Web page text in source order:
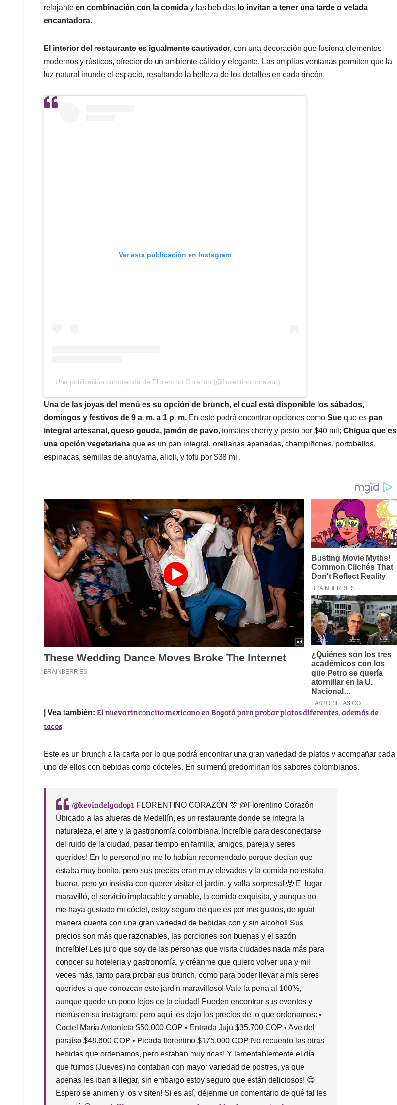
relajante en combinación con la comida y las bebidas lo invitan a tener una tarde o velada
encantadora.
El interior del restaurante es igualmente cautivador, con una decoración que fusiona elementos
modernos y rústicos, ofreciendo un ambiente cálido y elegante. Las amplias ventanas permiten que la
luz natural inunde el espacio, resaltando la belleza de los detalles en cada rincón.
Ver esta publicación en Instagram
Una publicación compartida de Florentino Corazón (@florentino.corazon)
Una de las joyas del menú es su opción de brunch, el cual está disponible los sábados,
domingos y festivos de 9 a. m. a 1 p. m. En este podrá encontrar opciones como Sue que es pan
integral artesanal, queso gouda, jamón de pavo, tomates cherry y pesto por $40 mil; Chigua que es
una opción vegetariana que es un pan integral, orellanas apanadas, champiñones, portobellos,
espinacas, semillas de ahuyama, alioli, y tofu por $38 mil.
| Vea también: El nuevo rinconcito mexicano en Bogotá para probar platos diferentes, además de
tacos
Este es un brunch a la carta por lo que podrá encontrar una gran variedad de platos y acompañar cada
uno de ellos con bebidas como cócteles. En su menú predominan los sabores colombianos.
@kevindelgadop1 FLORENTINO CORAZÓN 🌸 @Florentino Corazón
Ubicado a las afueras de Medellín, es un restaurante donde se integra la
naturaleza, el arte y la gastronomía colombiana. Increíble para desconectarse
del ruido de la ciudad, pasar tiempo en familia, amigos, pareja y seres
queridos! En lo personal no me lo habían recomendado porque decían que
estaba muy bonito, pero sus precios eran muy elevados y la comida no estaba
buena, pero yo insistía con querer visitar el jardín, y valla sorpresa! 🥹 El lugar
maravilló, el servicio implacable y amable, la comida exquisita, y aunque no
me haya gustado mi cóctel, estoy seguro de que es por mis gustos, de igual
manera cuenta con una gran variedad de bebidas con y sin alcohol! Sus
precios son más que razonables, las porciones son buenas y el sazón
increíble! Les juro que soy de las personas que visita ciudades nada más para
conocer su hoteleria y gastronomía, y créanme que quiero volver una y mil
veces más, tanto para probar sus brunch, como para poder llevar a mis seres
queridos a que conozcan este jardín maravilloso! Vale la pena al 100%,
aunque quede un poco lejos de la ciudad! Pueden encontrar sus eventos y
menús en su instagram, pero aquí les dejo los precios de lo que ordenamos: •
Cóctel María Antonieta $50.000 COP • Entrada Jujú $35.700 COP • Ave del
paraíso $48.600 COP • Picada florentino $175.000 COP No recuerdo las otras
bebidas que ordenamos, pero estaban muy ricas! Y lamentablemente el día
que fuimos (Jueves) no contaban con mayor variedad de postres, ya que
apenas les iban a llegar, sin embargo estoy seguro que están deliciosos! 😋
Espero se animen y los visiten! Si es así, déjenme un comentario de qué tal les